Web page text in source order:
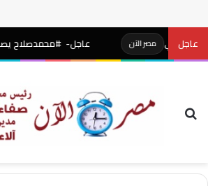
عاجلمصر الآن عاجل- #محمدصلاح يصل
بحث عن